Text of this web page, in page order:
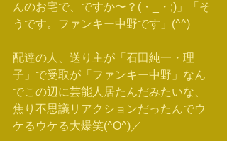
んのお宅で、ですか〜？(・_・;)」「そ
うです。ファンキー中野です」(^^)
配達の人、送り主が「石田純一・理
子」で受取が「ファンキー中野」なん
でこの辺に芸能人居たんだみたいな、
焦り不思議リアクションだったんでウ
ケるウケる大爆笑(^O^)／